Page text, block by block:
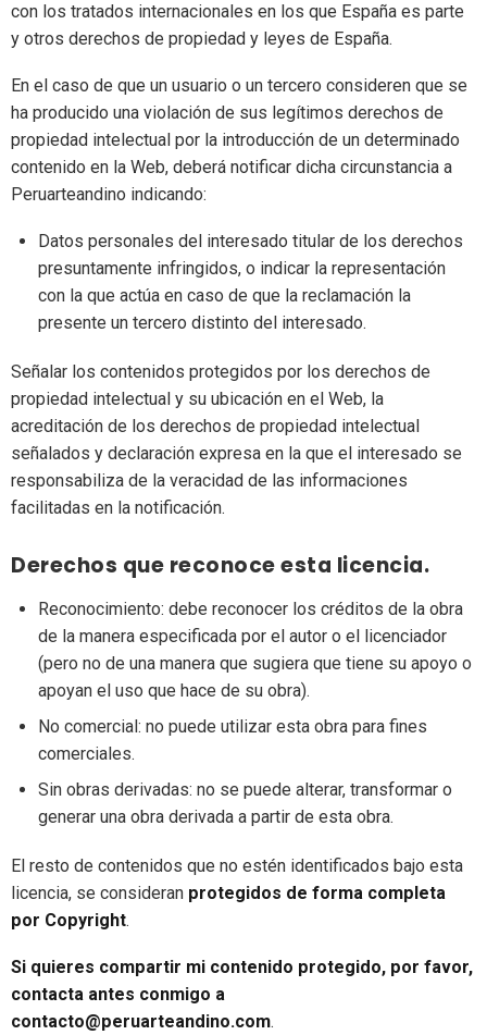
con los tratados internacionales en los que España es parte
y otros derechos de propiedad y leyes de España.
En el caso de que un usuario o un tercero consideren que se
ha producido una violación de sus legítimos derechos de
propiedad intelectual por la introducción de un determinado
contenido en la Web, deberá notificar dicha circunstancia a
Peruarteandino indicando:
Datos personales del interesado titular de los derechos
presuntamente infringidos, o indicar la representación
con la que actúa en caso de que la reclamación la
presente un tercero distinto del interesado.
Señalar los contenidos protegidos por los derechos de
propiedad intelectual y su ubicación en el Web, la
acreditación de los derechos de propiedad intelectual
señalados y declaración expresa en la que el interesado se
responsabiliza de la veracidad de las informaciones
facilitadas en la notificación.
Derechos que reconoce esta licencia.
Reconocimiento: debe reconocer los créditos de la obra
de la manera especificada por el autor o el licenciador
(pero no de una manera que sugiera que tiene su apoyo o
apoyan el uso que hace de su obra).
No comercial: no puede utilizar esta obra para fines
comerciales.
Sin obras derivadas: no se puede alterar, transformar o
generar una obra derivada a partir de esta obra.
El resto de contenidos que no estén identificados bajo esta
licencia, se consideran protegidos de forma completa
por Copyright.
Si quieres compartir mi contenido protegido, por favor,
contacta antes conmigo a
contacto@peruarteandino.com.